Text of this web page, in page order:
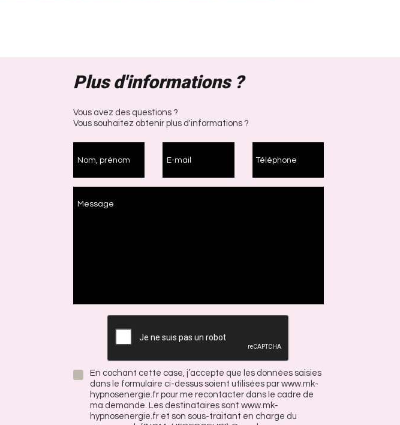
Plus d'informations ?
Vous avez des questions ?
Vous souhaitez obtenir plus d'informations ?
Nom, prénom E-mail Téléphone
Message
En cochant cette case, j’accepte que les données saisies
dans le formulaire ci-dessus soient utilisées par www.mk-
hypnosenergie.fr pour me recontacter dans le cadre de
ma demande. Les destinataires sont www.mk-
hypnosenergie.fr et son sous-traitant en charge du